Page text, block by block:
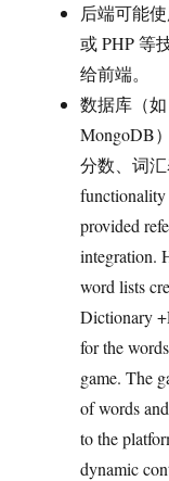
后端可能
或 PHP 等
给前端。
数据库（
MongoDB
分数、词汇
functionality
provided
integration.
word lists
Dictionary
for the
game. The
of words
to the
dynamic